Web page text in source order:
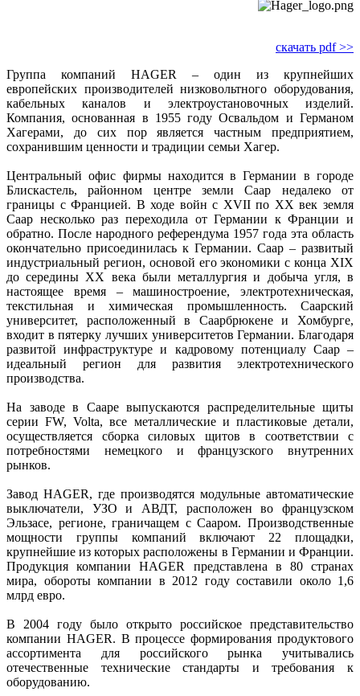
скачать pdf >>
Группа компаний HAGER – один из крупнейших
европейских производителей низковольтного оборудования,
кабельных каналов и электроустановочных изделий.
Компания, основанная в 1955 году Освальдом и Германом
Хагерами, до сих пор является частным предприятием,
сохранившим ценности и традиции семьи Хагер.
Центральный офис фирмы находится в Германии в городе
Блискастель, районном центре земли Саар недалеко от
границы с Францией. В ходе войн с XVII по XX век земля
Саар несколько раз переходила от Германии к Франции и
обратно. После народного референдума 1957 года эта область
окончательно присоединилась к Германии. Саар – развитый
индустриальный регион, основой его экономики с конца XIX
до середины XX века были металлургия и добыча угля, в
настоящее время – машиностроение, электротехническая,
текстильная и химическая промышленность. Саарский
университет, расположенный в Саарбрюкене и Хомбурге,
входит в пятерку лучших университетов Германии. Благодаря
развитой инфраструктуре и кадровому потенциалу Саар –
идеальный регион для развития электротехнического
производства.
На заводе в Сааре выпускаются распределительные щиты
серии FW, Volta, все металлические и пластиковые детали,
осуществляется сборка силовых щитов в соответствии с
потребностями немецкого и французского внутренних
рынков.
Завод HAGER, где производятся модульные автоматические
выключатели, УЗО и АВДТ, расположен во французском
Эльзасе, регионе, граничащем с Сааром. Производственные
мощности группы компаний включают 22 площадки,
крупнейшие из которых расположены в Германии и Франции.
Продукция компании HAGER представлена в 80 странах
мира, обороты компании в 2012 году составили около 1,6
млрд евро.
В 2004 году было открыто российское представительство
компании HAGER. В процессе формирования продуктового
ассортимента для российского рынка учитывались
отечественные технические стандарты и требования к
оборудованию.